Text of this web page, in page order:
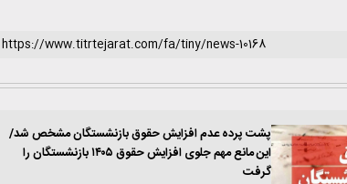
پشت پرده عدم افزایش حقوق بازنشستگان مشخص شد/
این مانع مهم جلوی افزایش حقوق ۱۴۰۵ بازنشستگان را
گرفت